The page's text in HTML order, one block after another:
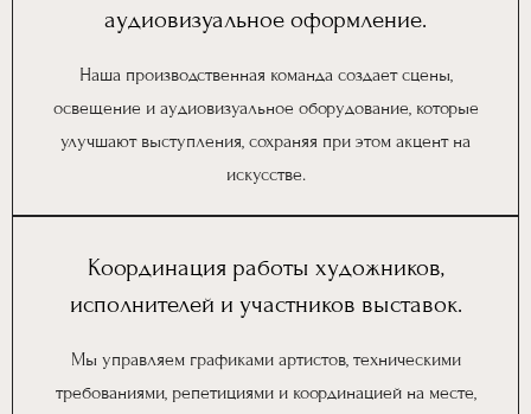
аудиовизуальное оформление.
Наша производственная команда создает сцены,
освещение и аудиовизуальное оборудование, которые
улучшают выступления, сохраняя при этом акцент на
искусстве.
Координация работы художников,
исполнителей и участников выставок.
Мы управляем графиками артистов, техническими
требованиями, репетициями и координацией на месте,